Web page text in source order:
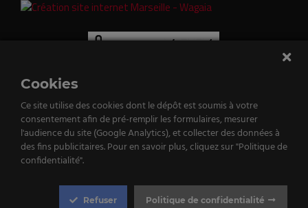
Cookies
Ce site utilise des cookies dont le dépôt est soumis à votre
consentement afin de pré-remplir les formulaires, mesurer
l'audience du site (Google Analytics), et collecter des données à
des fins publicitaires. Pour en savoir plus, cliquez sur "Politique de
confidentialité".
Politique de confidentialité
Refuser